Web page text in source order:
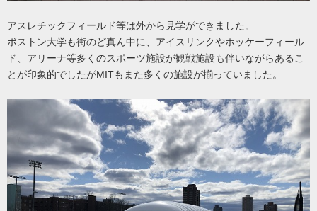
アスレチックフィールド等は外から見学ができました。
ボストン大学も街のど真ん中に、アイスリンクやホッケーフィール
ド、アリーナ等多くのスポーツ施設が観戦施設も伴いながらあるこ
とが印象的でしたがMITもまた多くの施設が揃っていました。